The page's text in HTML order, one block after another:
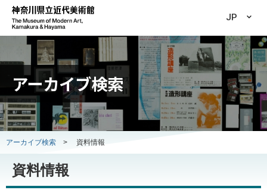
JP
アーカイブ検索
アーカイブ検索 > 資料情報
資料情報